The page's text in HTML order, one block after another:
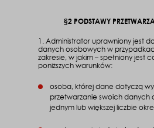
§2 PODSTAWY
1. Administrator uprawniony jest
danych osobowych w
zakresie, w jakim – spełniony jest
poniższych warunków:
osoba, której dane dotyczą
przetwarzanie swoich danych
jednym lub większej liczbie